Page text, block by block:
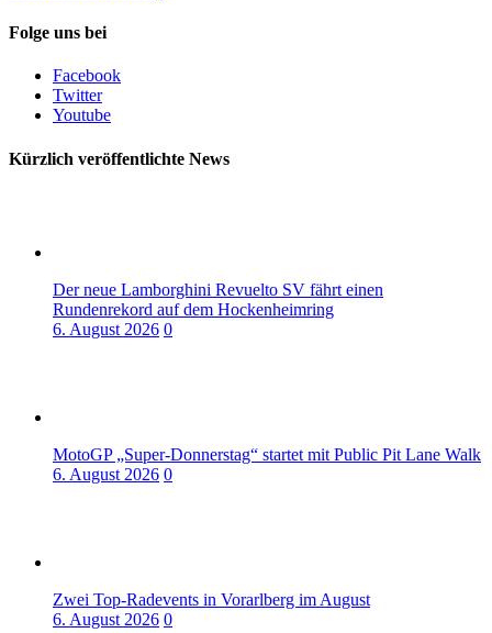
Folge uns bei
Facebook
Twitter
Youtube
Kürzlich veröffentlichte News
Der neue Lamborghini Revuelto SV fährt einen
Rundenrekord auf dem Hockenheimring
6. August 2026 0
MotoGP „Super-Donnerstag“ startet mit Public Pit Lane Walk
6. August 2026 0
Zwei Top-Radevents in Vorarlberg im August
6. August 2026 0